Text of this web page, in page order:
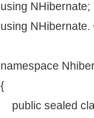
using NHibernate;
using NHibernate.
namespace
{
public sealed